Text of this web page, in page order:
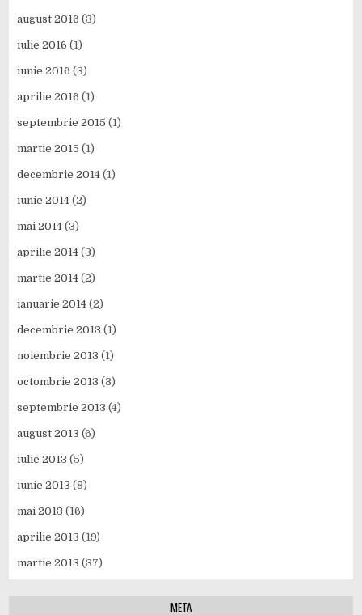
august 2016 (3)
iulie 2016 (1)
iunie 2016 (3)
aprilie 2016 (1)
septembrie 2015 (1)
martie 2015 (1)
decembrie 2014 (1)
iunie 2014 (2)
mai 2014 (3)
aprilie 2014 (3)
martie 2014 (2)
ianuarie 2014 (2)
decembrie 2013 (1)
noiembrie 2013 (1)
octombrie 2013 (3)
septembrie 2013 (4)
august 2013 (6)
iulie 2013 (5)
iunie 2013 (8)
mai 2013 (16)
aprilie 2013 (19)
martie 2013 (37)
META